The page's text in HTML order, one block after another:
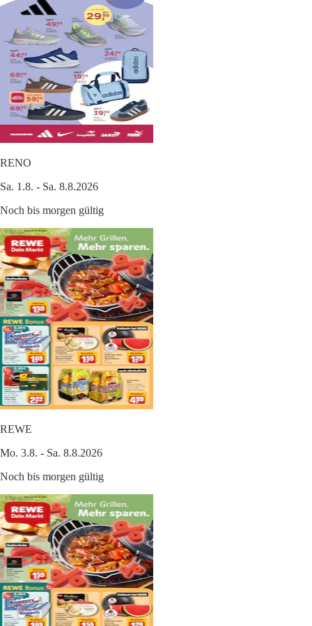
RENO
Sa. 1.8. - Sa. 8.8.2026
Noch bis morgen gültig
REWE
Mo. 3.8. - Sa. 8.8.2026
Noch bis morgen gültig